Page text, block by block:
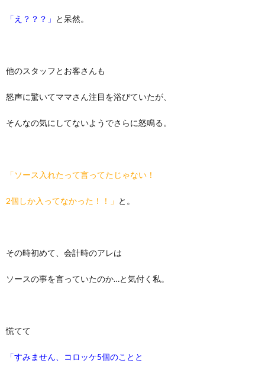
「え？？？」 と呆然。
他のスタッフとお客さんも
怒声に驚いてママさん注目を浴びていたが、
そんなの気にしてないようでさらに怒鳴る。
「ソース入れたって言ってたじゃない！
2個しか入ってなかった！！」 と。
その時初めて、会計時のアレは
ソースの事を言っていたのか…と気付く私。
慌てて
「すみません、コロッケ5個のことと